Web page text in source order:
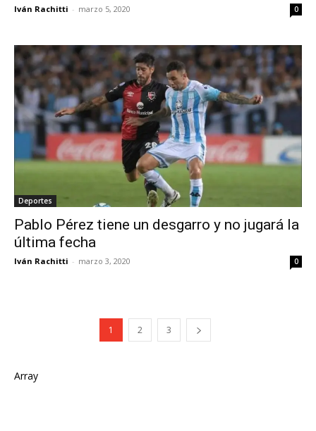
Iván Rachitti - marzo 5, 2020 0
Deportes
Pablo Pérez tiene un desgarro y no jugará la
última fecha
Iván Rachitti - marzo 3, 2020 0
1 2 3
Array